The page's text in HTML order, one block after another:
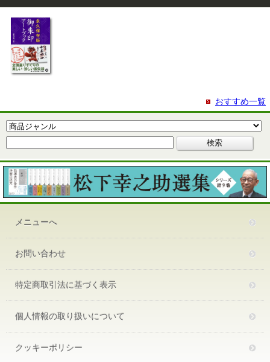
おすすめ一覧
メニューへ
お問い合わせ
特定商取引法に基づく表示
個人情報の取り扱いについて
クッキーポリシー